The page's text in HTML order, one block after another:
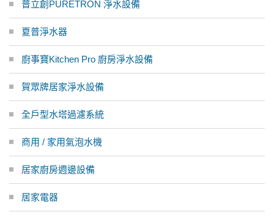
普立創PURETRON 淨水設備
夏普淨水器
廚事寶Kitchen Pro 廚房淨水設備
賀眾牌居家淨水設備
全戶型水塔過濾系統
商用 / 家用氣泡水機
居家廚房週邊設備
居家電器